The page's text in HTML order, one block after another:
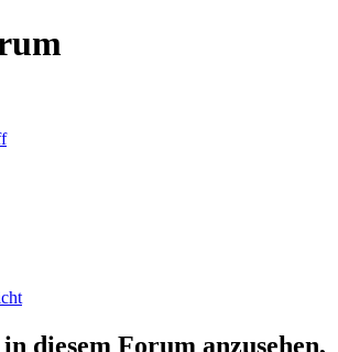
diesem Forum anzusehen,